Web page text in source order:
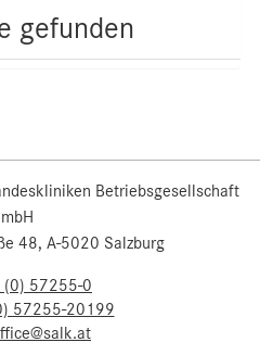
gefunden
Betriebsgesellschaft
mbH
48, A-5020 Salzburg
(0) 57255-0
57255-20199